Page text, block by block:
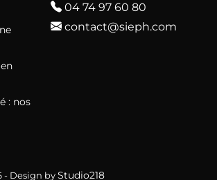
: nos
04 74 97 60 80
contact@sieph.com
- Design by Studio218